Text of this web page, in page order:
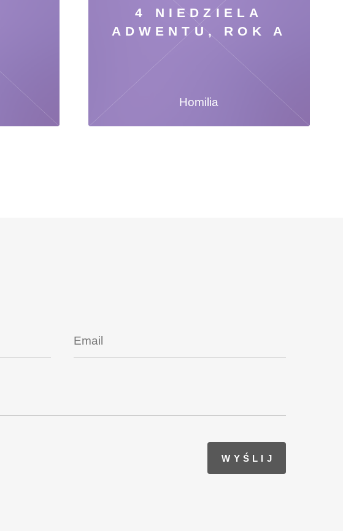
4 NIEDZIELA
ADWENTU, ROK A
Homilia